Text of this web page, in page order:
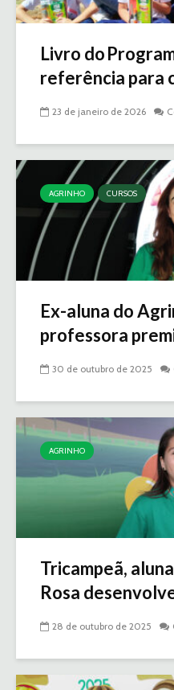
Livro do
referência para
23 de janeiro de 2026
AGRINHO CURSOS
Ex-aluna do
professora
30 de outubro de 2025
AGRINHO
Tricampeã,
Rosa
28 de outubro de 2025